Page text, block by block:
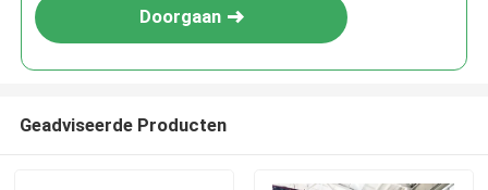
Doorgaan
Geadviseerde Producten